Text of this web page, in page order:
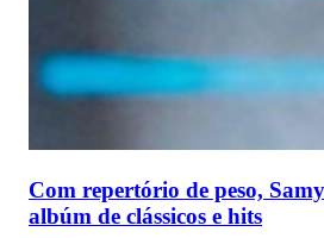
Com repertório de peso,
albúm de clássicos e hits